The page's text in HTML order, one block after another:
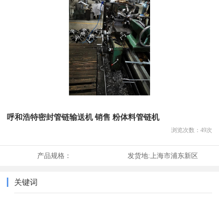
呼和浩特密封管链输送机 销售 粉体料管链机
浏览次数： 49次
产品规格： 发货地: 上海市浦东新区
关键词